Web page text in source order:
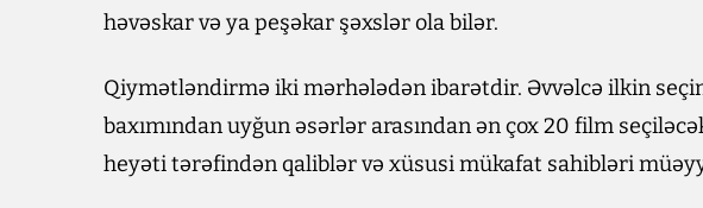
həvəskar və ya peşəkar şəxslər ola bilər.
Qiymətləndirmə iki mərhələdən ibarətdir. Əvvəlcə ilkin
baxımından uyğun əsərlər arasından ən çox 20 film
heyəti tərəfindən qaliblər və xüsusi mükafat sahibləri